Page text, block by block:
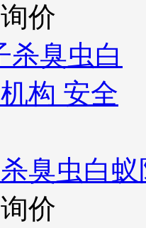
价
臭虫白
价